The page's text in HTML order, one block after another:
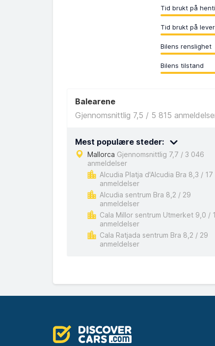
Tid brukt på
Tid brukt på
Bilens renslighet
Bilens tilstand
Balearene
Gjennomsnittlig 7,5 / 5 815
Mest populære steder:
Mallorca Gjennomsnittlig 7,7 / 3 046
anmeldelser
Alcudia Platja d'Alcudia Bra 8,3 / 17
anmeldelser
Alcudia sentrum Bra 8,2 / 29
anmeldelser
Cala Millor sentrum Utmerket 9,0 /
anmeldelser
Cala Ratjada sentrum Bra 8,2 / 29
anmeldelser